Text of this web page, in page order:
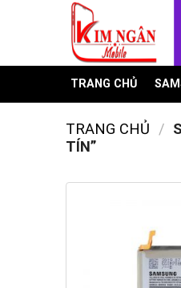
TRANG CHỦ
TRANG CHỦ /
TÍN”